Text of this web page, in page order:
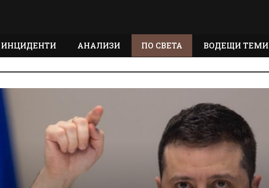
ИНЦИДЕНТИ АНАЛИЗИ ПО СВЕТА ВОДЕЩИ ТЕМИ